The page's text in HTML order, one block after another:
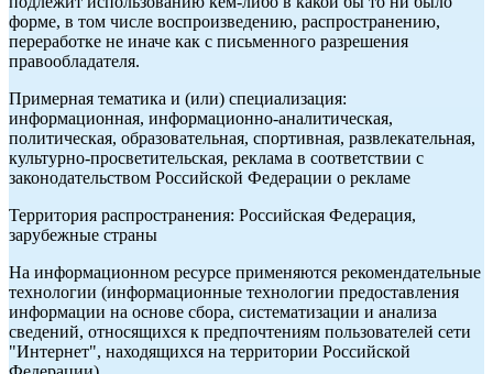
форме, в том числе воспроизведению, распространению,
переработке не иначе как с письменного разрешения
правообладателя.
Примерная тематика и (или) специализация:
информационная, информационно-аналитическая,
политическая, образовательная, спортивная, развлекательная,
культурно-просветительская, реклама в соответствии с
законодательством Российской Федерации о рекламе
Территория распространения: Российская Федерация,
зарубежные страны
На информационном ресурсе применяются рекомендательные
технологии (информационные технологии предоставления
информации на основе сбора, систематизации и анализа
сведений, относящихся к предпочтениям пользователей сети
"Интернет", находящихся на территории Российской